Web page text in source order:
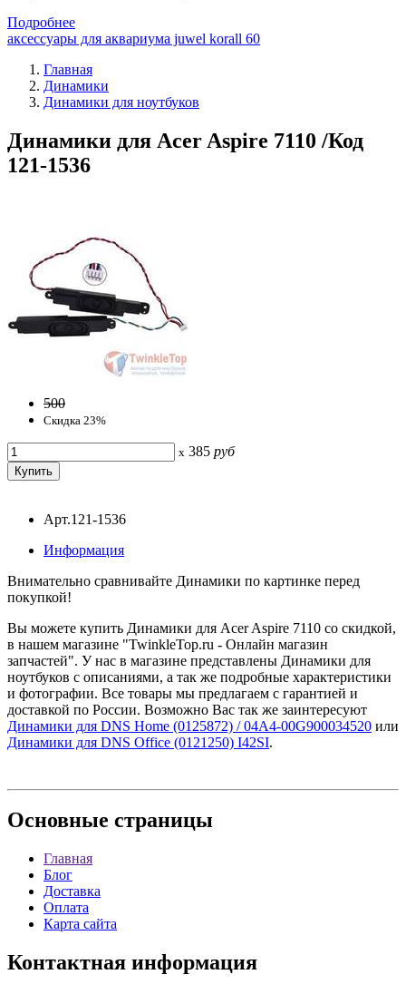
Подробнее
аксессуары для аквариума juwel korall 60
Главная
Динамики
Динамики для ноутбуков
Динамики для Acer Aspire 7110 /Код
121-1536
500
Скидка 23%
x 385 руб
Арт.121-1536
Информация
Внимательно сравнивайте Динамики по картинке перед
покупкой!
Вы можете купить Динамики для Acer Aspire 7110 со скидкой,
в нашем магазине "TwinkleTop.ru - Онлайн магазин
запчастей". У нас в магазине представлены Динамики для
ноутбуков с описаниями, а так же подробные характеристики
и фотографии. Все товары мы предлагаем с гарантией и
доставкой по России. Возможно Вас так же заинтересуют
Динамики для DNS Home (0125872) / 04A4-00G900034520 или
Динамики для DNS Office (0121250) I42SI.
Основные страницы
Главная
Блог
Доставка
Оплата
Карта сайта
Контактная информация